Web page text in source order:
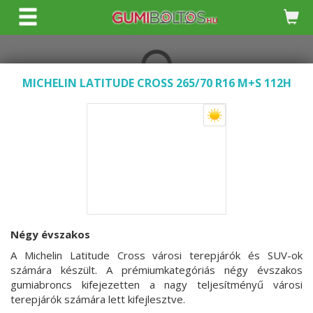
KERESÉS
MICHELIN LATITUDE CROSS 265/70 R16 M+S 112H
Négy évszakos
A Michelin Latitude Cross városi terepjárók és SUV-ok
számára készült. A prémiumkategóriás négy évszakos
gumiabroncs kifejezetten a nagy teljesítményű városi
terepjárók számára lett kifejlesztve.